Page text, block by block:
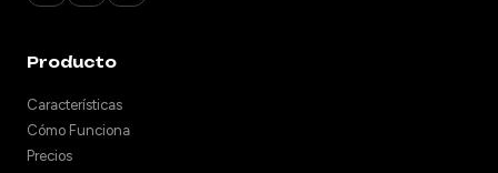
Producto
Características
Cómo Funciona
Precios